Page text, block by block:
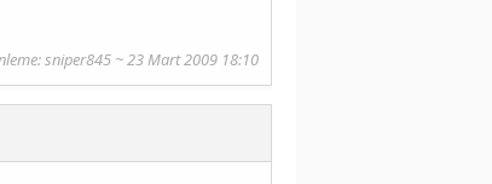
sniper845 ~ 23 Mart 2009 18:10